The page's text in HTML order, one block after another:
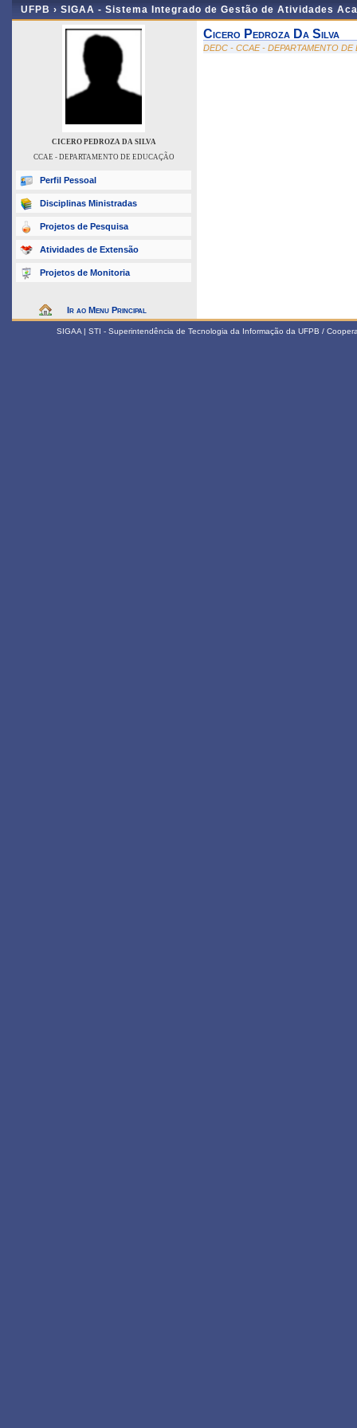
UFPB › SIGAA - Sistema Integrado de Gestão de Atividades
CICERO PEDROZA DA SILVA
CCAE - DEPARTAMENTO DE EDUCAÇÃO
Perfil Pessoal
Disciplinas Ministradas
Projetos de Pesquisa
Atividades de Extensão
Projetos de Monitoria
Ir ao Menu Principal
Cicero Pedroza Da Silva
DEDC - CCAE - DEPARTAMENTO DE
SIGAA | STI - Superintendência de Tecnologia da Informação da UFPB /